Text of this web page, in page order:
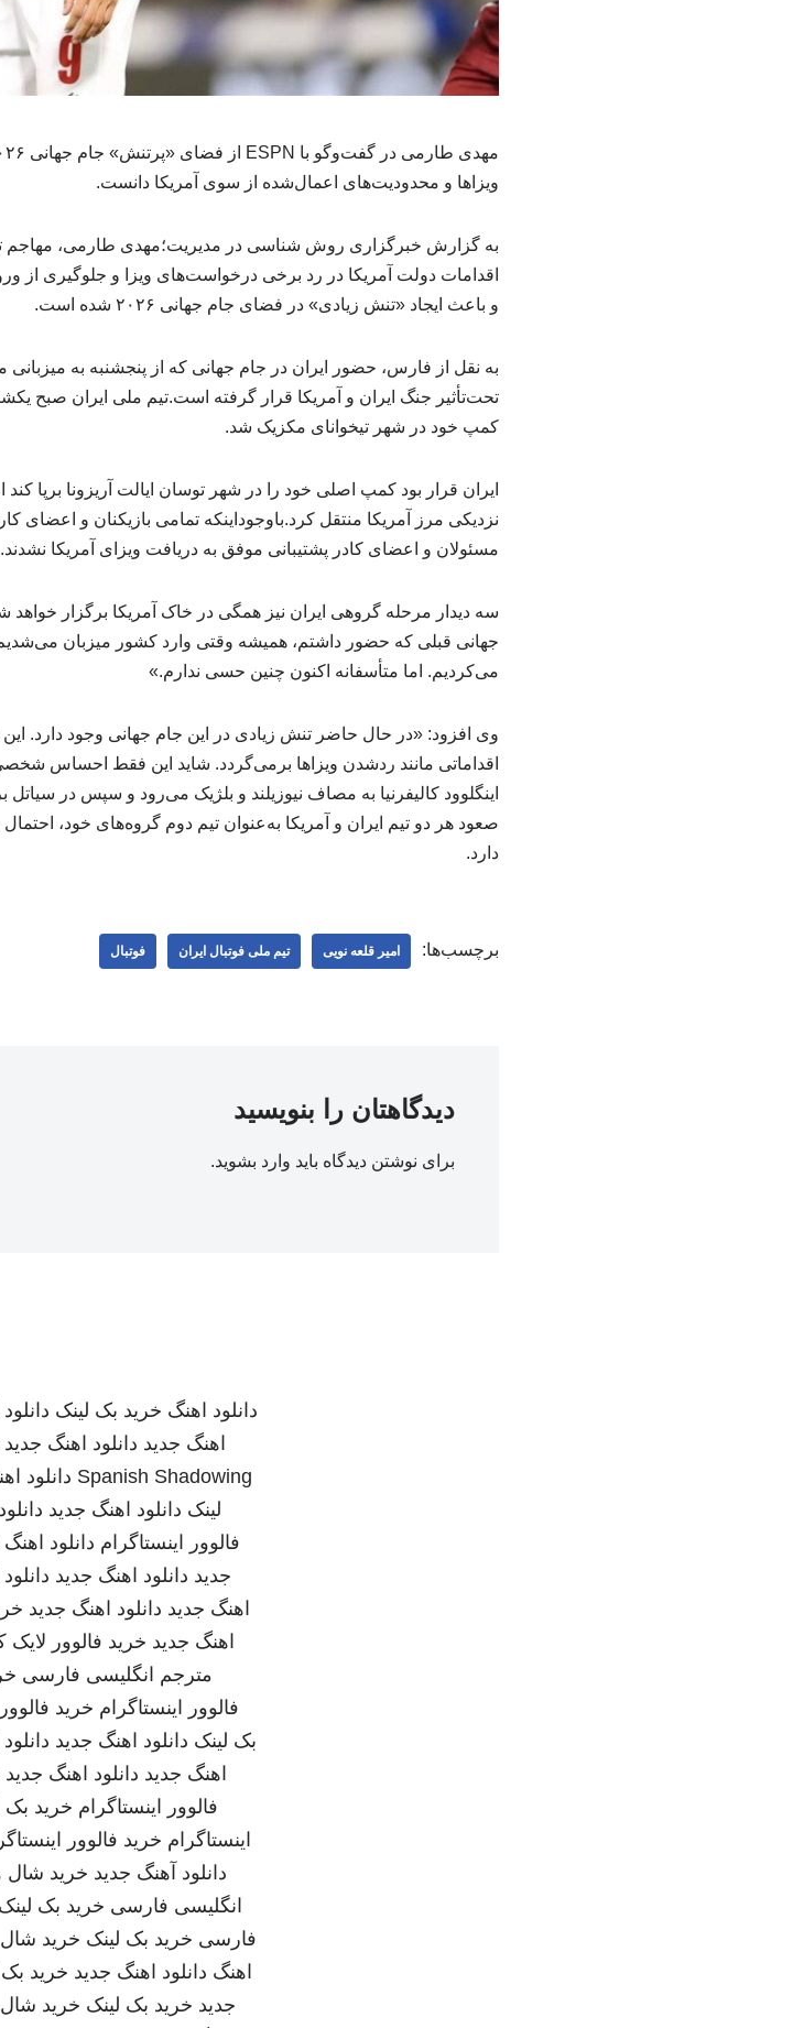
ویزاها و محدودیت‌های اعمال‌شده از سوی آمریکا دانست.
اقدامات دولت آمریکا در رد برخی درخواست‌های ویزا و جلوگیری از
و باعث ایجاد «تنش زیادی» در فضای جام جهانی ۲۰۲۶ شده است.
به نقل از فارس، حضور ایران در جام جهانی که از پنجشنبه به میزبانی
تحت‌تأثیر جنگ ایران و آمریکا قرار گرفته است.تیم ملی ایران صبح
کمپ خود در شهر تیخوانای مکزیک شد.
ایران قرار بود کمپ اصلی خود را در شهر توسان ایالت آریزونا برپا کند
مسئولان و اعضای کادر پشتیبانی موفق به دریافت ویزای آمریکا نشدند.
جهانی قبلی که حضور داشتم، همیشه وقتی وارد کشور میزبان
می‌کردیم. اما متأسفانه اکنون چنین حسی ندارم.»
وی افزود: «در حال حاضر تنش زیادی در این جام جهانی وجود دارد.
اقداماتی مانند ردشدن ویزاها برمی‌گردد. شاید این فقط احساس
اینگلوود کالیفرنیا به مصاف نیوزیلند و بلژیک می‌رود و سپس در
صعود هر دو تیم ایران و آمریکا به‌عنوان تیم دوم گروه‌های خود،
دارد.
برچسب‌ها: امیر قلعه نویی تیم ملی فوتبال ایران فوتبال
دیدگاهتان را بنویسید
برای نوشتن دیدگاه باید وارد بشوید.
دانلود اهنگ خرید بک لینک
اهنگ جدید دانلود اهنگ جدید
Spanish Shadowing دانلود
لینک دانلود اهنگ جدید
فالوور اینستاگرام دانلود
جدید دانلود اهنگ جدید
اهنگ جدید دانلود اهنگ جدید
اهنگ جدید خرید فالوور لایک
مترجم انگلیسی فارسی
فالوور اینستاگرام خرید
بک لینک دانلود اهنگ جدید
اهنگ جدید دانلود اهنگ جدید
فالوور اینستاگرام خرید بک
اینستاگرام خرید فالوور
دانلود آهنگ جدید خرید
انگلیسی فارسی خرید بک لینک
فارسی خرید بک لینک خرید
اهنگ دانلود اهنگ جدید خرید بک
جدید خرید بک لینک خرید